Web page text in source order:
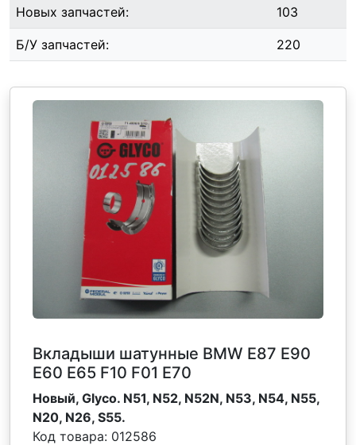
Новых запчастей: 103
Б/У запчастей: 220
Вкладыши шатунные BMW Е87 Е90
Е60 Е65 F10 F01 Е70
Новый, Glyco. N51, N52, N52N, N53, N54, N55,
N20, N26, S55.
Код товара: 012586